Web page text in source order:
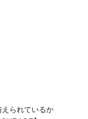
られているか